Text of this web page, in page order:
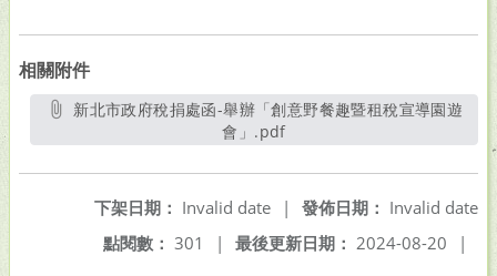
相關附件
會」.pdf另開新視窗
發佈日期： Invalid date
下架日期： Invalid date
|
最後更新日期： 2024-08-20 |
點閱數： 301 |